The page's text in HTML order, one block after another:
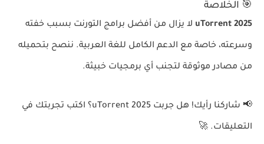
🎯 الخلاصة
uTorrent 2025 لا يزال من أفضل برامج التورنت بسبب خفته
وسرعته، خاصة مع الدعم الكامل للغة العربية. ننصح بتحميله
من مصادر موثوقة لتجنب أي برمجيات خبيثة.
📢 شاركنا رأيك! هل جربت uTorrent 2025؟ اكتب تجربتك في
التعليقات. 🚀